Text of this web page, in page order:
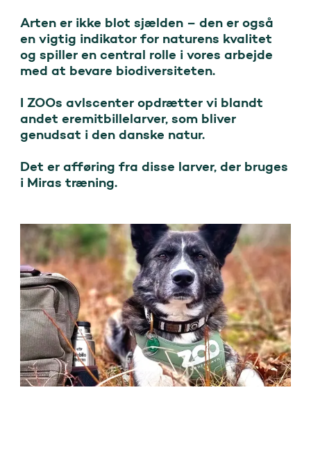
Arten er ikke blot sjælden – den er også
en vigtig indikator for naturens kvalitet
og spiller en central rolle i vores arbejde
med at bevare biodiversiteten.
I ZOOs avlscenter opdrætter vi blandt
andet eremitbillelarver, som bliver
genudsat i den danske natur.
Det er afføring fra disse larver, der bruges
i Miras træning.